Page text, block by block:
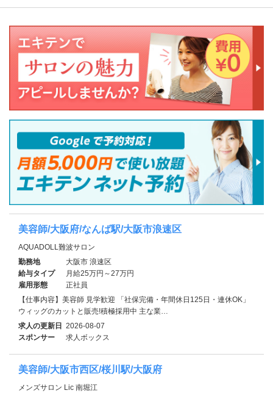
美容師/大阪府/なんば駅/大阪市浪速区
AQUADOLL難波サロン
勤務地
大阪市 浪速区
給与タイプ
月給25万円～27万円
雇用形態
正社員
【仕事内容】美容師 見学歓迎 「社保完備・年間休日125日・連休OK」
ウィッグのカットと販売!積極採用中 主な業…
求人の更新日 2026-08-07
スポンサー
求人ボックス
美容師/大阪市西区/桜川駅/大阪府
メンズサロン Lic 南堀江